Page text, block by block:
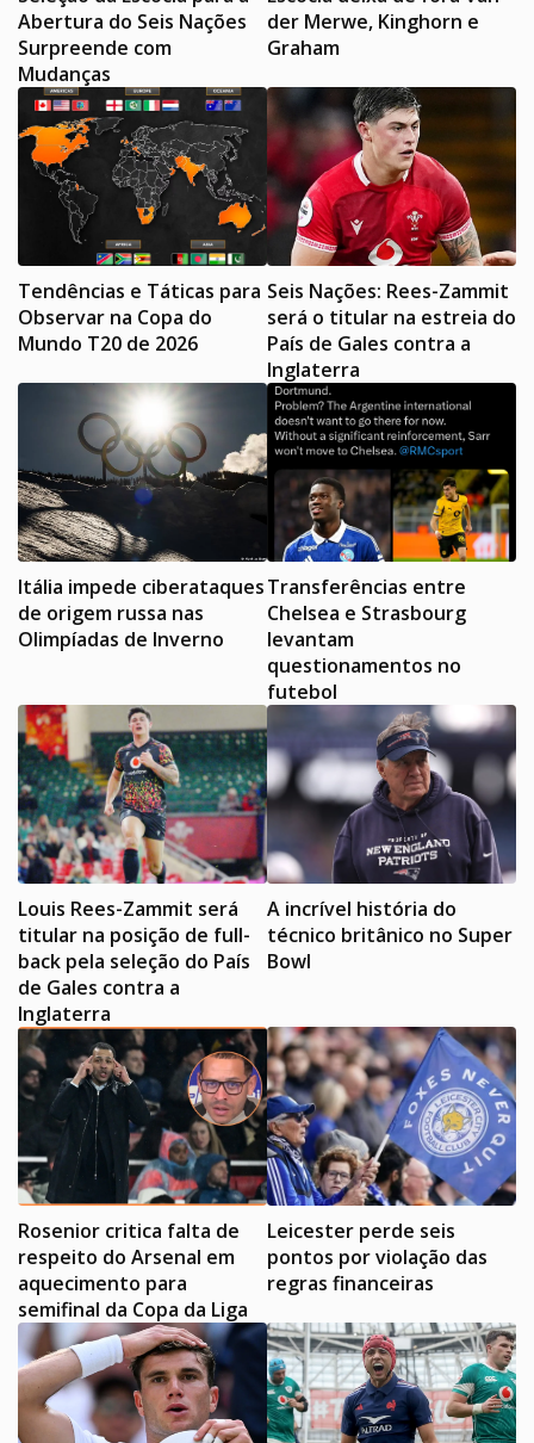
Abertura do Seis Nações
Surpreende com
Mudanças
der Merwe, Kinghorn e
Graham
Tendências e Táticas para
Observar na Copa do
Mundo T20 de 2026
Seis Nações: Rees-Zammit
será o titular na estreia do
País de Gales contra a
Inglaterra
Itália impede ciberataques
de origem russa nas
Olimpíadas de Inverno
Transferências entre
Chelsea e Strasbourg
levantam
questionamentos no
futebol
Louis Rees-Zammit será
titular na posição de full-
back pela seleção do País
de Gales contra a
Inglaterra
A incrível história do
técnico britânico no Super
Bowl
Rosenior critica falta de
respeito do Arsenal em
aquecimento para
semifinal da Copa da Liga
Leicester perde seis
pontos por violação das
regras financeiras